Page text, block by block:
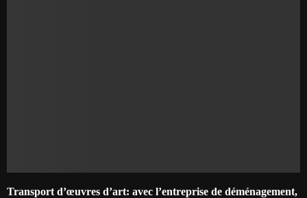
Transport d’œuvres d’art: avec l’entreprise de déménagement,